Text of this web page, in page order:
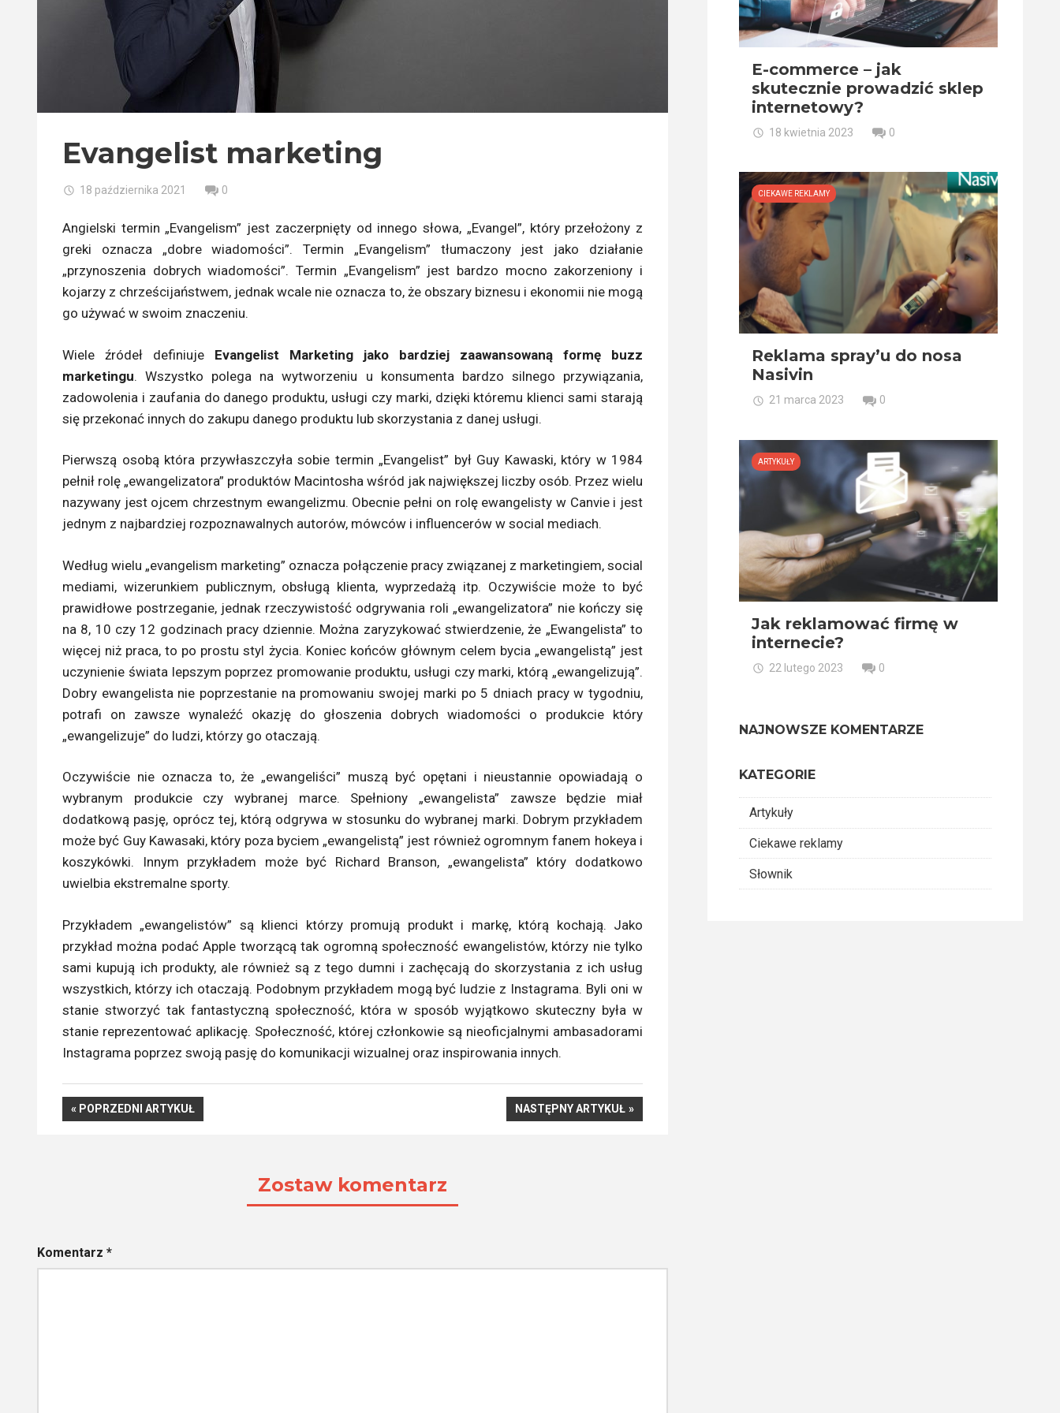
Evangelist marketing
18 października 2021 0
Angielski termin „Evangelism” jest zaczerpnięty od innego słowa, „Evangel”, który przełożony z
greki oznacza „dobre wiadomości”. Termin „Evangelism” tłumaczony jest jako działanie
„przynoszenia dobrych wiadomości”. Termin „Evangelism” jest bardzo mocno zakorzeniony i
kojarzy z chrześcijaństwem, jednak wcale nie oznacza to, że obszary biznesu i ekonomii nie mogą
go używać w swoim znaczeniu.
Wiele źródeł definiuje Evangelist Marketing jako bardziej zaawansowaną formę buzz
marketingu. Wszystko polega na wytworzeniu u konsumenta bardzo silnego przywiązania,
zadowolenia i zaufania do danego produktu, usługi czy marki, dzięki któremu klienci sami starają
się przekonać innych do zakupu danego produktu lub skorzystania z danej usługi.
Pierwszą osobą która przywłaszczyła sobie termin „Evangelist” był Guy Kawaski, który w 1984
pełnił rolę „ewangelizatora” produktów Macintosha wśród jak największej liczby osób. Przez wielu
nazywany jest ojcem chrzestnym ewangelizmu. Obecnie pełni on rolę ewangelisty w Canvie i jest
jednym z najbardziej rozpoznawalnych autorów, mówców i influencerów w social mediach.
Według wielu „evangelism marketing” oznacza połączenie pracy związanej z marketingiem, social
mediami, wizerunkiem publicznym, obsługą klienta, wyprzedażą itp. Oczywiście może to być
prawidłowe postrzeganie, jednak rzeczywistość odgrywania roli „ewangelizatora” nie kończy się
na 8, 10 czy 12 godzinach pracy dziennie. Można zaryzykować stwierdzenie, że „Ewangelista” to
więcej niż praca, to po prostu styl życia. Koniec końców głównym celem bycia „ewangelistą” jest
uczynienie świata lepszym poprzez promowanie produktu, usługi czy marki, którą „ewangelizują”.
Dobry ewangelista nie poprzestanie na promowaniu swojej marki po 5 dniach pracy w tygodniu,
potrafi on zawsze wynaleźć okazję do głoszenia dobrych wiadomości o produkcie który
„ewangelizuje” do ludzi, którzy go otaczają.
Oczywiście nie oznacza to, że „ewangeliści” muszą być opętani i nieustannie opowiadają o
wybranym produkcie czy wybranej marce. Spełniony „ewangelista” zawsze będzie miał
dodatkową pasję, oprócz tej, którą odgrywa w stosunku do wybranej marki. Dobrym przykładem
może być Guy Kawasaki, który poza byciem „ewangelistą” jest również ogromnym fanem hokeya i
koszykówki. Innym przykładem może być Richard Branson, „ewangelista” który dodatkowo
uwielbia ekstremalne sporty.
Przykładem „ewangelistów” są klienci którzy promują produkt i markę, którą kochają. Jako
przykład można podać Apple tworzącą tak ogromną społeczność ewangelistów, którzy nie tylko
sami kupują ich produkty, ale również są z tego dumni i zachęcają do skorzystania z ich usług
wszystkich, którzy ich otaczają. Podobnym przykładem mogą być ludzie z Instagrama. Byli oni w
stanie stworzyć tak fantastyczną społeczność, która w sposób wyjątkowo skuteczny była w
stanie reprezentować aplikację. Społeczność, której członkowie są nieoficjalnymi ambasadorami
Instagrama poprzez swoją pasję do komunikacji wizualnej oraz inspirowania innych.
Nawigacja
POPRZEDNI
ARTYKUŁ
POPRZEDNI ARTYKUŁ
NASTĘPNY
ARTYKUŁ
NASTĘPNY ARTYKUŁ
Zostaw komentarz
Komentarz *
E-commerce – jak
skutecznie prowadzić sklep
internetowy?
18 kwietnia 2023 0
CIEKAWE REKLAMY
Reklama spray’u do nosa
Nasivin
21 marca 2023 0
ARTYKUŁY
Jak reklamować firmę w
internecie?
22 lutego 2023 0
NAJNOWSZE KOMENTARZE
KATEGORIE
Artykuły
Ciekawe reklamy
Słownik